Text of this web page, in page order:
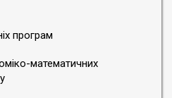
програм
математичних